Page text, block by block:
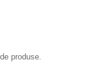
produse.